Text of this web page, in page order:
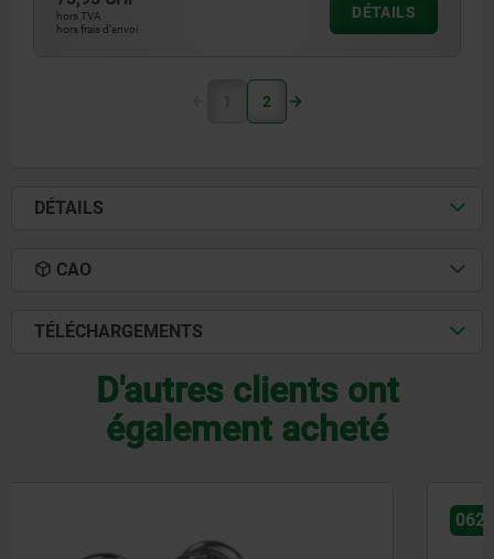
hors TVA
hors frais d’envoi
DÉTAILS
1 2
DÉTAILS
CAO
TÉLÉCHARGEMENTS
D'autres clients ont
également acheté